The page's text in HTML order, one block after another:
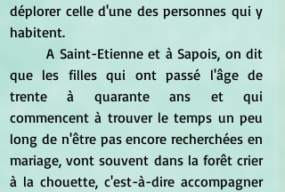
déplorer celle d'une des personnes qui y
habitent.
	A Saint-Etienne et à Sapois, on dit
que les filles qui ont passé l'âge de
trente à quarante ans et qui
commencent à trouver le temps un peu
long de n'être pas encore recherchées en
mariage, vont souvent dans la forêt crier
à la chouette, c'est-à-dire accompagner